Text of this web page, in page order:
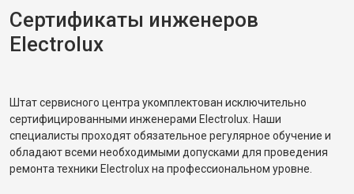
Сертификаты инженеров
Electrolux
Штат сервисного центра укомплектован исключительно
сертифицированными инженерами Electrolux. Наши
специалисты проходят обязательное регулярное обучение и
обладают всеми необходимыми допусками для проведения
ремонта техники Electrolux на профессиональном уровне.